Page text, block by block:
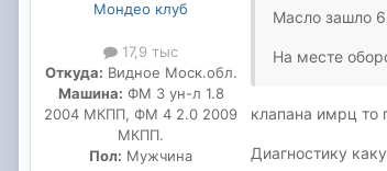
Мондео клуб
17,9 тыс
Откуда: Видное Моск.обл.
Машина: ФМ 3 ун-л 1.8
2004 МКПП, ФМ 4 2.0 2009
МКПП.
Пол: Мужчина
Масло зашло
На месте
клапана имрц то
Диагностику